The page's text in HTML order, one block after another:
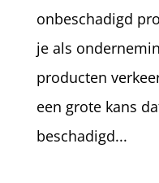
onbeschadigd
je als
producten
een grote kans
beschadigd...